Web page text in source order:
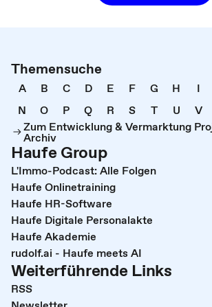
Themensuche
A B C D E F G H I
N
O P Q R S T U V
Zum Entwicklung & Vermarktung
Archiv
Haufe Group
L'Immo-Podcast: Alle Folgen
Haufe Onlinetraining
Haufe HR-Software
Haufe Digitale Personalakte
Haufe Akademie
rudolf.ai - Haufe meets AI
Weiterführende Links
RSS